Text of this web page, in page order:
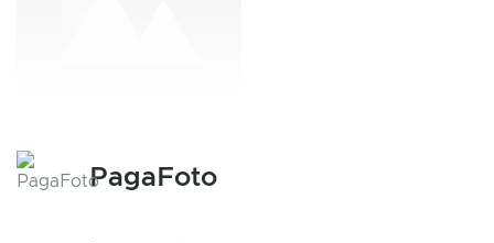
PagaFoto